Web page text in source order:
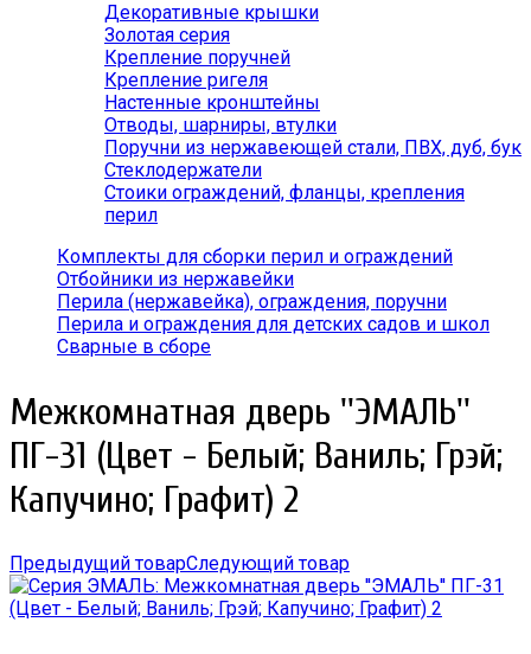
Декоративные крышки
Золотая серия
Крепление поручней
Крепление ригеля
Настенные кронштейны
Отводы, шарниры, втулки
Поручни из нержавеющей стали, ПВХ, дуб, бук
Стеклодержатели
Стоики ограждений, фланцы, крепления
перил
Комплекты для сборки перил и ограждений
Отбойники из нержавейки
Перила (нержавейка), ограждения, поручни
Перила и ограждения для детских садов и школ
Сварные в сборе
Межкомнатная дверь ''ЭМАЛЬ''
ПГ-31 (Цвет - Белый; Ваниль; Грэй;
Капучино; Графит) 2
Предыдущий товарСледующий товар